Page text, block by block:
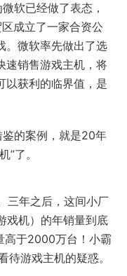
软已经做了表态，
成立了一家合资公
。微软率先做出了选
速销售游戏主机，将
以获利的临界值，是
的案例，就是20年
”了。
三年之后，这间小厂
戏机）的年销量到底
高于2000万台！小霸
游戏主机的疑惑。